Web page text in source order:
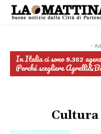
-
Cultura